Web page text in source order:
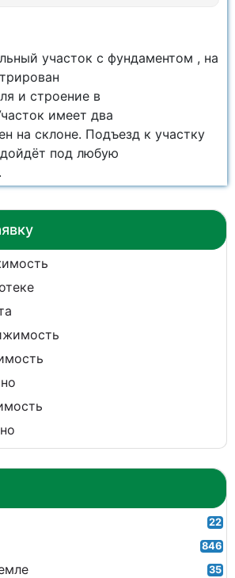
22
846
35
участок с фундаментом , на
и строение в
имеет два
на склоне. Подъезд к участку
под любую